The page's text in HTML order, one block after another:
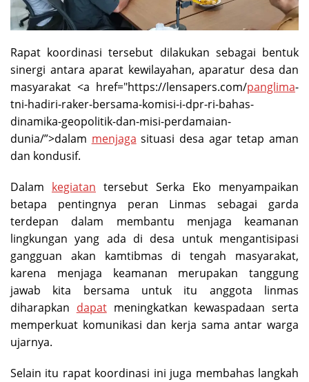
Rapat koordinasi tersebut dilakukan sebagai bentuk
sinergi antara aparat kewilayahan, aparatur desa dan
masyarakat <a href="https://lensapers.com/panglima-
tni-hadiri-raker-bersama-komisi-i-dpr-ri-bahas-
dinamika-geopolitik-dan-misi-perdamaian-
dunia/”>dalam menjaga situasi desa agar tetap aman
dan kondusif.
Dalam kegiatan tersebut Serka Eko menyampaikan
betapa pentingnya peran Linmas sebagai garda
terdepan dalam membantu menjaga keamanan
lingkungan yang ada di desa untuk mengantisipasi
gangguan akan kamtibmas di tengah masyarakat,
karena menjaga keamanan merupakan tanggung
jawab kita bersama untuk itu anggota linmas
diharapkan dapatmeningkatkan kewaspadaan serta
memperkuat komunikasi dan kerja sama antar warga
ujarnya.
Selain itu rapat koordinasi ini juga membahas langkah